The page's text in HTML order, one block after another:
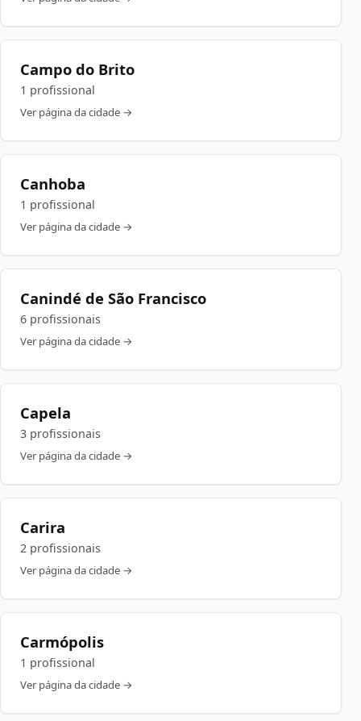
Campo do Brito
1 profissional
Ver página da cidade →
Canhoba
1 profissional
Ver página da cidade →
Canindé de São Francisco
6 profissionais
Ver página da cidade →
Capela
3 profissionais
Ver página da cidade →
Carira
2 profissionais
Ver página da cidade →
Carmópolis
1 profissional
Ver página da cidade →